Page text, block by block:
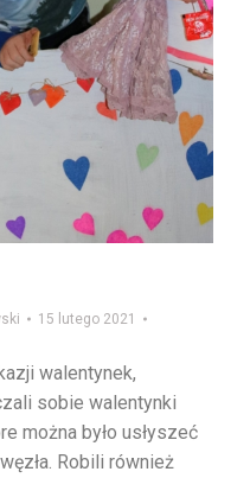
15 lutego 2021
walentynek,
sobie walentynki
można było usłyszeć
Robili również